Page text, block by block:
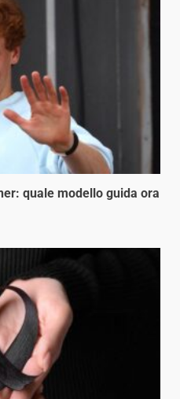
quale modello guida ora